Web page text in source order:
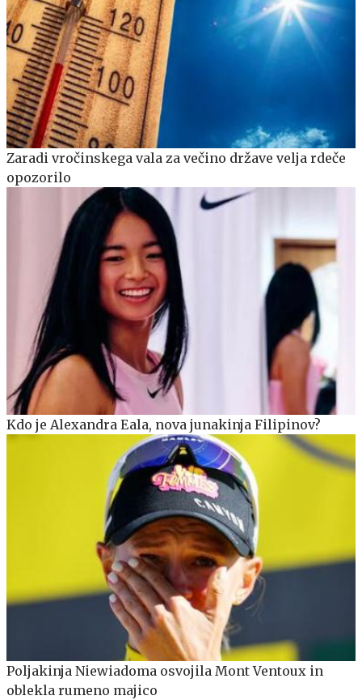
Zaradi vročinskega vala za večino države velja rdeče
opozorilo
Kdo je Alexandra Eala, nova junakinja Filipinov?
Poljakinja Niewiadoma osvojila Mont Ventoux in
oblekla rumeno majico